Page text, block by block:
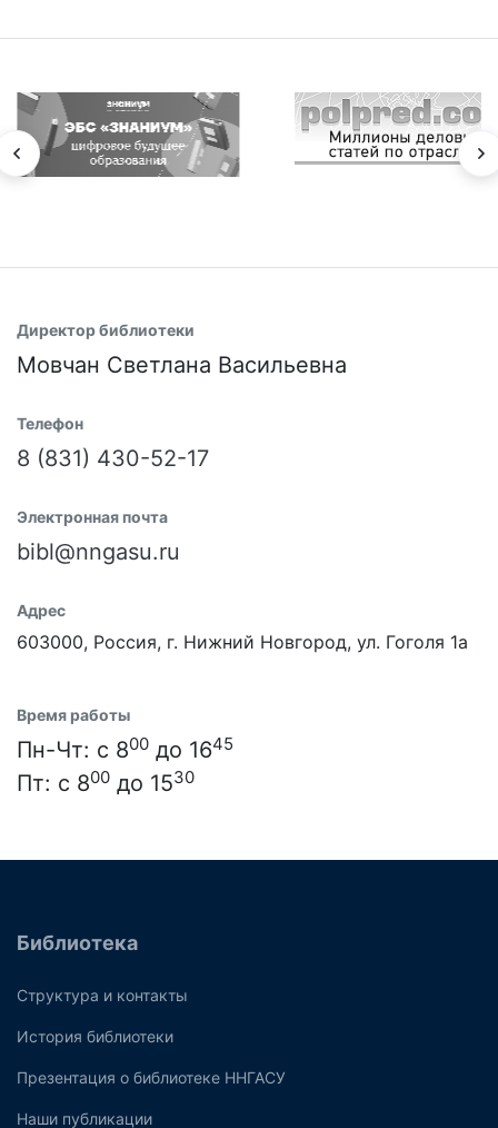
Директор библиотеки
Мовчан Светлана Васильевна
Телефон
8 (831) 430-52-17
Электронная почта
bibl@nngasu.ru
Адрес
603000, Россия, г. Нижний Новгород, ул. Гоголя 1а
Время работы
Пн-Чт: с 800 до 1645
Пт: с 800 до 1530
Библиотека
Структура и контакты
История библиотеки
Презентация о библиотеке ННГАСУ
Наши публикации